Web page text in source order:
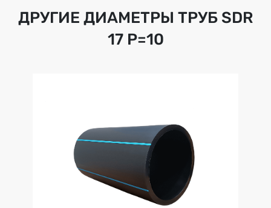
ДРУГИЕ ДИАМЕТРЫ ТРУБ SDR
17 Р=10